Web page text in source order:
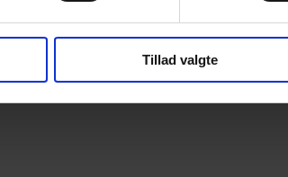
Tillad valgte